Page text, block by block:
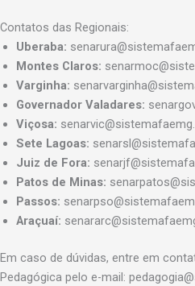
Contatos das Regionais:
Uberaba:
Montes Claros:
Varginha:
Governador Valadares:
Viçosa:
Sete Lagoas:
Juiz de Fora:
Patos de Minas:
Passos:
Araçuaí:
Em caso de dúvidas, entre em
Pedagógica pelo e-mail: